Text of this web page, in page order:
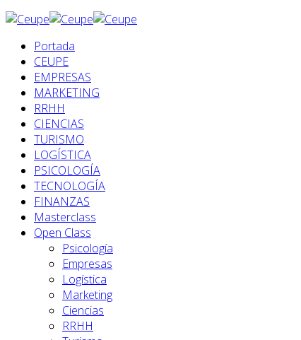
Portada
CEUPE
EMPRESAS
MARKETING
RRHH
CIENCIAS
TURISMO
LOGÍSTICA
PSICOLOGÍA
TECNOLOGÍA
FINANZAS
Masterclass
Open Class
Psicología
Empresas
Logística
Marketing
Ciencias
RRHH